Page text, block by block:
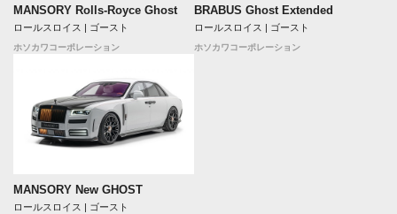
MANSORY Rolls-Royce Ghost
ロールスロイス | ゴースト
ホソカワコーポレーション
BRABUS Ghost Extended
ロールスロイス | ゴースト
ホソカワコーポレーション
MANSORY New GHOST
ロールスロイス | ゴースト